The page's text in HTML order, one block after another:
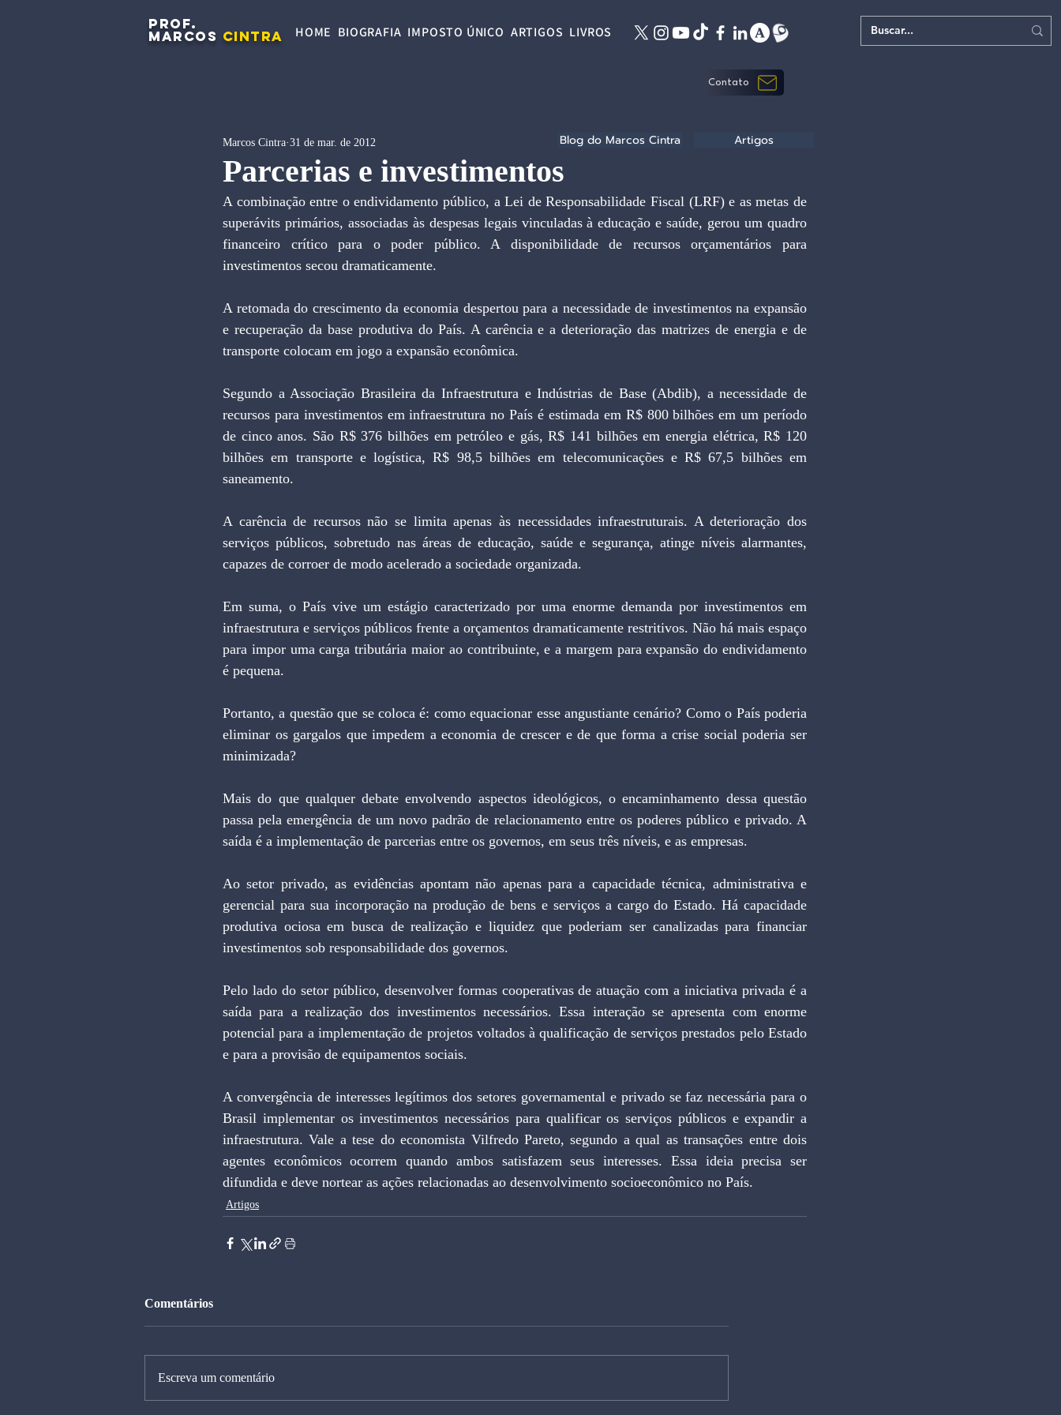
PROF.
MARCOS CINTRA HOME BIOGRAFIA IMPOSTO ÚNICO ARTIGOS LIVROS
Contato
Parcerias e investimentos
Marcos Cintra 31 de mar. de 2012
A combinação entre o endividamento público, a Lei de Responsabilidade Fiscal (LRF) e as metas de
superávits primários, associadas às despesas legais vinculadas à educação e saúde, gerou um quadro
financeiro crítico para o poder público. A disponibilidade de recursos orçamentários para
investimentos secou dramaticamente.
A retomada do crescimento da economia despertou para a necessidade de investimentos na expansão
e recuperação da base produtiva do País. A carência e a deterioração das matrizes de energia e de
transporte colocam em jogo a expansão econômica.
Segundo a Associação Brasileira da Infraestrutura e Indústrias de Base (Abdib), a necessidade de
recursos para investimentos em infraestrutura no País é estimada em R$ 800 bilhões em um período
de cinco anos. São R$ 376 bilhões em petróleo e gás, R$ 141 bilhões em energia elétrica, R$ 120
bilhões em transporte e logística, R$ 98,5 bilhões em telecomunicações e R$ 67,5 bilhões em
saneamento.
A carência de recursos não se limita apenas às necessidades infraestruturais. A deterioração dos
serviços públicos, sobretudo nas áreas de educação, saúde e segurança, atinge níveis alarmantes,
capazes de corroer de modo acelerado a sociedade organizada.
Em suma, o País vive um estágio caracterizado por uma enorme demanda por investimentos em
infraestrutura e serviços públicos frente a orçamentos dramaticamente restritivos. Não há mais espaço
para impor uma carga tributária maior ao contribuinte, e a margem para expansão do endividamento
é pequena.
Portanto, a questão que se coloca é: como equacionar esse angustiante cenário? Como o País poderia
eliminar os gargalos que impedem a economia de crescer e de que forma a crise social poderia ser
minimizada?
Mais do que qualquer debate envolvendo aspectos ideológicos, o encaminhamento dessa questão
passa pela emergência de um novo padrão de relacionamento entre os poderes público e privado. A
saída é a implementação de parcerias entre os governos, em seus três níveis, e as empresas.
Ao setor privado, as evidências apontam não apenas para a capacidade técnica, administrativa e
gerencial para sua incorporação na produção de bens e serviços a cargo do Estado. Há capacidade
produtiva ociosa em busca de realização e liquidez que poderiam ser canalizadas para financiar
investimentos sob responsabilidade dos governos.
Pelo lado do setor público, desenvolver formas cooperativas de atuação com a iniciativa privada é a
saída para a realização dos investimentos necessários. Essa interação se apresenta com enorme
potencial para a implementação de projetos voltados à qualificação de serviços prestados pelo Estado
e para a provisão de equipamentos sociais.
A convergência de interesses legítimos dos setores governamental e privado se faz necessária para o
Brasil implementar os investimentos necessários para qualificar os serviços públicos e expandir a
infraestrutura. Vale a tese do economista Vilfredo Pareto, segundo a qual as transações entre dois
agentes econômicos ocorrem quando ambos satisfazem seus interesses. Essa ideia precisa ser
difundida e deve nortear as ações relacionadas ao desenvolvimento socioeconômico no País.
Artigos
Comentários
Escreva um comentário
Blog do Marcos Cintra Artigos